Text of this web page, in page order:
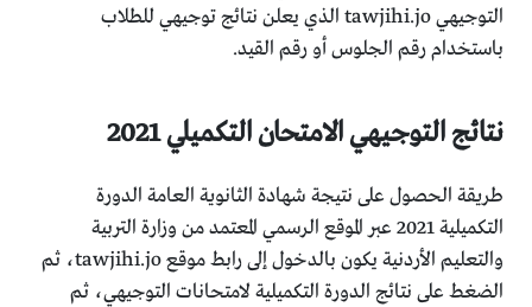
التوجيهي tawjihi.jo الذي يعلن نتائج توجيهي للطلاب
باستخدام رقم الجلوس أو رقم القيد.
نتائج التوجيهي الامتحان التكميلي 2021
طريقة الحصول على نتيجة شهادة الثانوية العامة الدورة
التكميلية 2021 عبر الموقع الرسمي المعتمد من وزارة التربية
والتعليم الأردنية يكون بالدخول إلى رابط موقع tawjihi.jo، ثم
الضغط على نتائج الدورة التكميلية لامتحانات التوجيهي، ثم